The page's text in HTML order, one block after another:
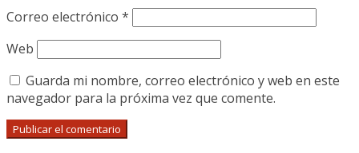
Correo electrónico *
Web
Guarda mi nombre, correo electrónico y web en este
navegador para la próxima vez que comente.